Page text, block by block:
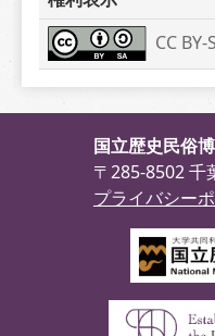
CC
国立歴史民俗
〒285-8502 千
プライバシー